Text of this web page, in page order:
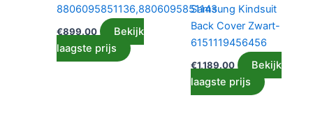
8806095851136,8806095851143
€899.00
Bekijk
laagste prijs
Samsung Kindsuit
Back Cover Zwart-
6151119456456
€1,189.00
Bekijk
laagste prijs